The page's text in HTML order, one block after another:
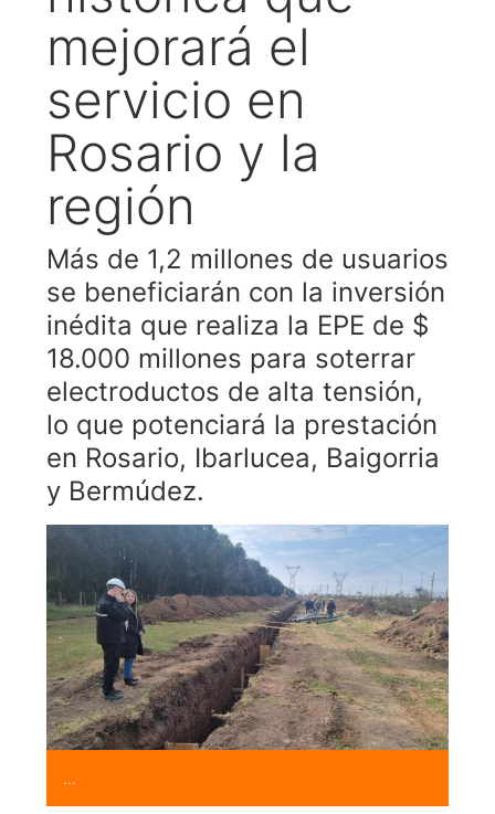
mejorará el
servicio en
Rosario y la
región
Más de 1,2 millones de usuarios
se beneficiarán con la inversión
inédita que realiza la EPE de $
18.000 millones para soterrar
electroductos de alta tensión,
lo que potenciará la prestación
en Rosario, Ibarlucea, Baigorria
y Bermúdez.
...